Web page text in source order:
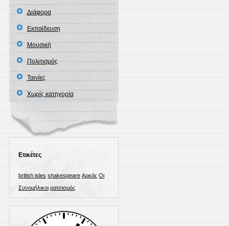
Διάφορα
Εκπαίδευση
Μουσική
Πολιτισμός
Ταινίες
Χωρίς κατηγορία
Ετικέτες
british isles shakespeare Αρκάς Οι
Συνομήλικοι ρατσισμός